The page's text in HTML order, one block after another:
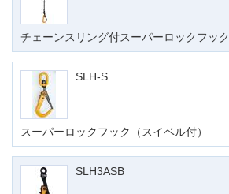
チェーンスリング付スーパーロックフッ
SLH-S
スーパーロックフック（スイベル付）
SLH3ASB